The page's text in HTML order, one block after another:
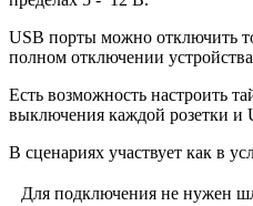
USB порты можно отключить
полном отключении
Есть возможность настроить
выключения каждой розетки и
В сценариях участвует как в
Для подключения не нужен